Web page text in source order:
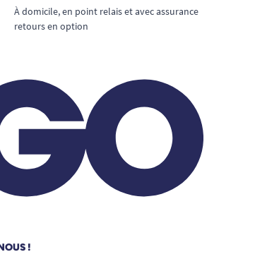
À domicile, en point relais et avec assurance
retours en option
!